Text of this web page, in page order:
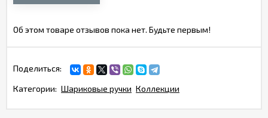
Об этом товаре отзывов пока нет. Будьте первым!
Поделиться:
Категории: Шариковые ручки Коллекции